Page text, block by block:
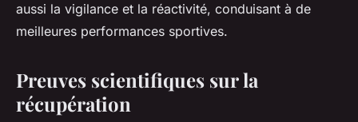
aussi la vigilance et la réactivité, conduisant à de
meilleures performances sportives.
Preuves scientifiques sur la
récupération